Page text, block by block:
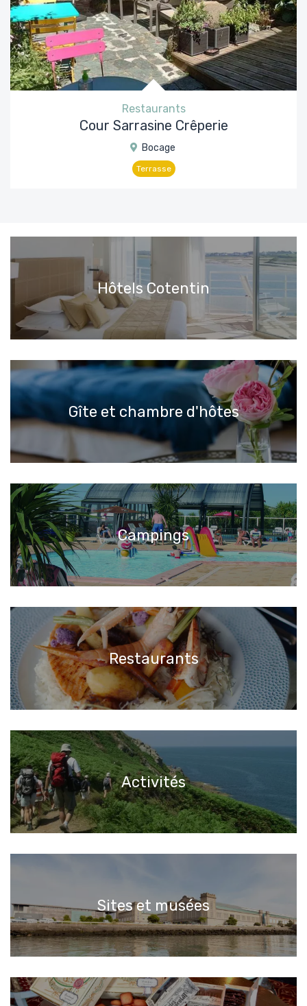
Restaurants
Cour Sarrasine Crêperie
Bocage
Terrasse
Hôtels Cotentin
Gîte et chambre d'hôtes
Campings
Restaurants
Activités
Sites et musées